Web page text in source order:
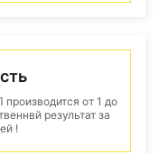
от 1 до
результат за
!